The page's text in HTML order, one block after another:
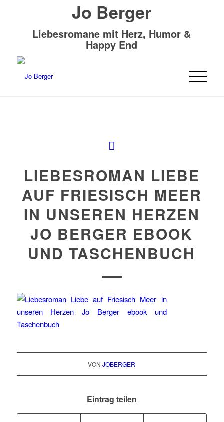
Jo Berger
Liebesromane mit Herz, Humor &
Happy End
LIEBESROMAN LIEBE
AUF FRIESISCH MEER
IN UNSEREN HERZEN
JO BERGER EBOOK
UND TASCHENBUCH
VONJOBERGER
Eintrag teilen